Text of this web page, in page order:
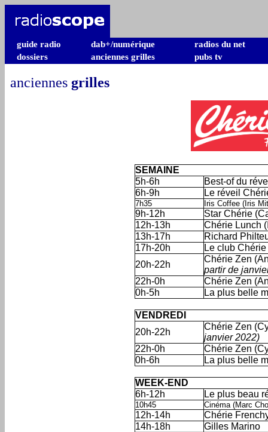
guide radio dab+/numérique
radios du net
dossiers
anciennes grilles pubs tv
anciennes grilles
SEMAINE
5h-6h
Best-of du
6h-9h
Le réveil
7h35 Iris Coffee (Iris
9h-12h
Star Chérie
12h-13h
Chérie Lunch
13h-17h
Richard
17h-20h
Le club
20h-22h
Chérie Zen
partir de
22h-0h
Chérie Zen
0h-5h
La plus belle
VENDREDI
20h-22h
Chérie Zen
janvier 2022)
22h-0h
Chérie Zen
0h-6h
La plus belle
WEEK-END
6h-12h
Le plus beau
10h45 Cinéma (Marc
12h-14h
Chérie
14h-18h
Gilles Marino